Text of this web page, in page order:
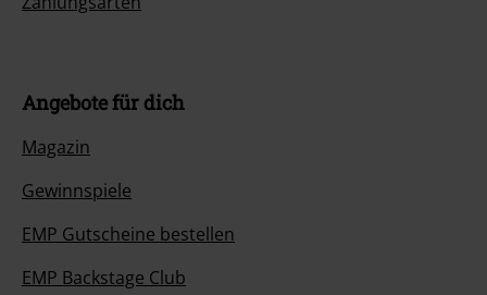
Angebote für dich
Magazin
Gewinnspiele
EMP Gutscheine bestellen
EMP Backstage Club